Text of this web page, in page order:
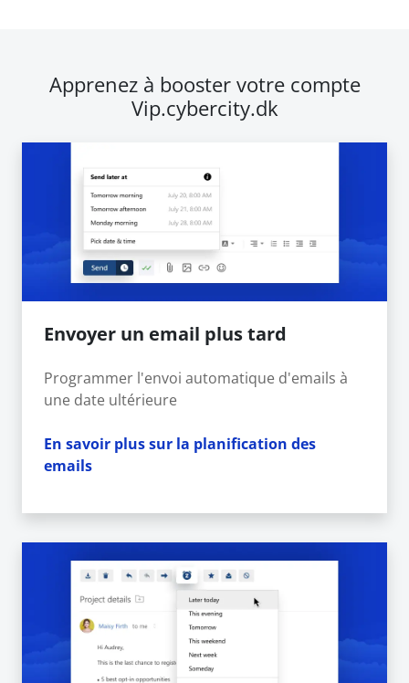
Apprenez à booster votre compte
Vip.cybercity.dk
Envoyer un email plus tard
Programmer l'envoi automatique d'emails à
une date ultérieure
En savoir plus sur la planification des
emails